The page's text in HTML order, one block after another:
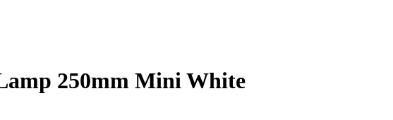
250mm Mini White